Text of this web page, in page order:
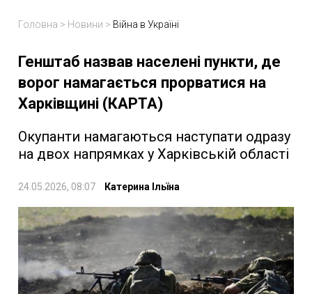
Головна > Новини > Війна в Україні
Генштаб назвав населені пункти, де
ворог намагається прорватися на
Харківщині (КАРТА)
Окупанти намагаються наступати одразу
на двох напрямках у Харківській області
24.05.2026, 08:07 Катерина Ільїна